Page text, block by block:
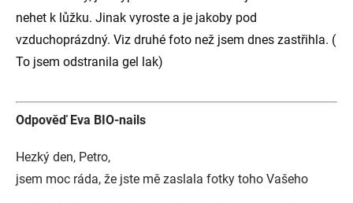
nehet k lůžku. Jinak vyroste a je jakoby pod
vzduchoprázdný. Viz druhé foto než jsem dnes zastřihla. (
To jsem odstranila gel lak)
Odpověď Eva BIO-nails
Hezký den, Petro,
jsem moc ráda, že jste mě zaslala fotky toho Vašeho